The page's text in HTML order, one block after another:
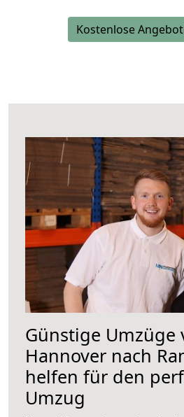
Kostenlose
Günstige Umzüge
Hannover nach
helfen für den
Umzug